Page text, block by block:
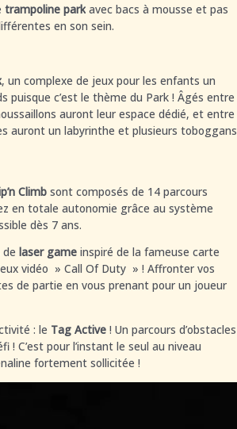
trampoline park avec bacs à mousse et pas
en son sein.
, un complexe de jeux pour les enfants un
puisque c’est le thème du Park ! Âgés entre
auront leur espace dédié, et entre
auront un labyrinthe et plusieurs toboggans
Climb sont composés de 14 parcours
en totale autonomie grâce au système
dès 7 ans.
de laser game inspiré de la fameuse carte
vidéo » Call Of Duty » ! Affronter vos
de partie en vous prenant pour un joueur
: le Tag Active ! Un parcours d’obstacles
! C’est pour l’instant le seul au niveau
fortement sollicitée !